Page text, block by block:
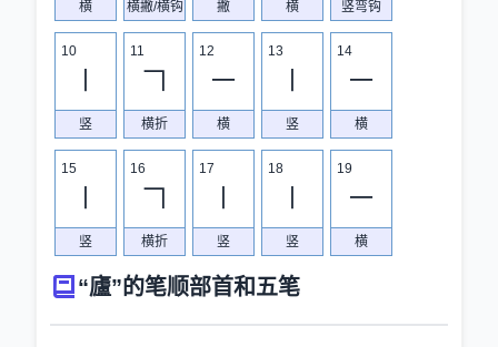
横 横撇/横钩 撇 横 竖弯钩
10
竖
11
𠃍
横折
12
一
横
13
竖
14
一
横
15
竖
16
𠃍
横折
17
竖
18
竖
19
一
横
“廬”的笔顺部首和五笔